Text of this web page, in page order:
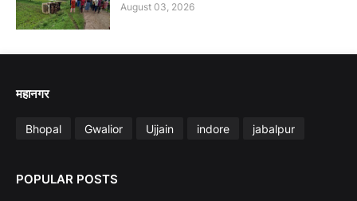
August 03, 2026
महानगर
Bhopal Gwalior Ujjain indore jabalpur
POPULAR POSTS